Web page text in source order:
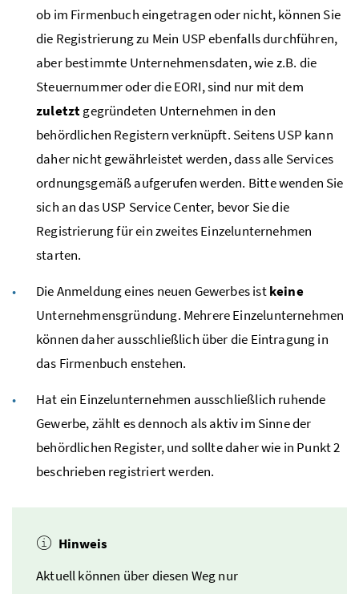
ob im Firmenbuch eingetragen oder nicht, können Sie
die Registrierung zu Mein USP ebenfalls durchführen,
aber bestimmte Unternehmensdaten, wie z.B. die
Steuernummer oder dieEORI, sind nur mit dem
zuletztgegründeten Unternehmen in den
behördlichen Registern verknüpft. SeitensUSP kann
daher nicht gewährleistet werden, dass alle Services
ordnungsgemäß aufgerufen werden. Bitte wenden Sie
sich an das USP Service Center, bevor Sie die
Registrierung für ein zweites Einzelunternehmen
starten.
Die Anmeldung eines neuen Gewerbes istkeine
Unternehmensgründung. Mehrere Einzelunternehmen
können daher ausschließlich über die Eintragung in
das Firmenbuch enstehen.
Hat ein Einzelunternehmen ausschließlich ruhende
Gewerbe, zählt es dennoch als aktiv im Sinne der
behördlichen Register, und sollte daher wie in Punkt 2
beschrieben registriert werden.
Hinweis
Aktuell können über diesen Weg nur